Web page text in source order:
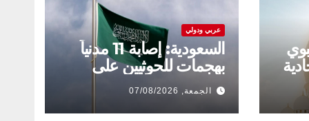
عربي ودولي
السعودية: إصابة 11 مدنياً
بهجمات للحوثيين على
نجرانالجمعة, 07/08/2026